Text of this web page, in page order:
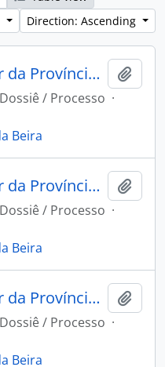
Direction: Ascending
CARTA do [Governador da Província de Mochos] Miguel Zamora Freviño Nassare Manrique de Lara ao Capitão Engenheiro e Comandante do Forte Príncipe da Beira Jose Pinheiro de Lacerda.
Dossiê / Processo ·
Beira
CARTA do [Governador da Província de Mochos] Miguel Zamora Freviño Nassare Manrique de Lara ao Capitão Engenheiro e Comandante do Forte Príncipe da Beira Jose Pinheiro de Lacerda.
Dossiê / Processo ·
Beira
CARTA do [Governador da Província de Mochos] Miguel Zamora Ferviño Nassare Manrique de Lara ao Comandante do Forte Príncipe da Beira [José Manoel Cardoso da Cunha].
Dossiê / Processo ·
Beira